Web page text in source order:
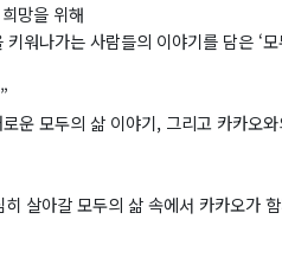
망을 위해
워나가는 사람들의 이야기를 담은 ‘
운 모두의 삶 이야기, 그리고 카카오
살아갈 모두의 삶 속에서 카카오가